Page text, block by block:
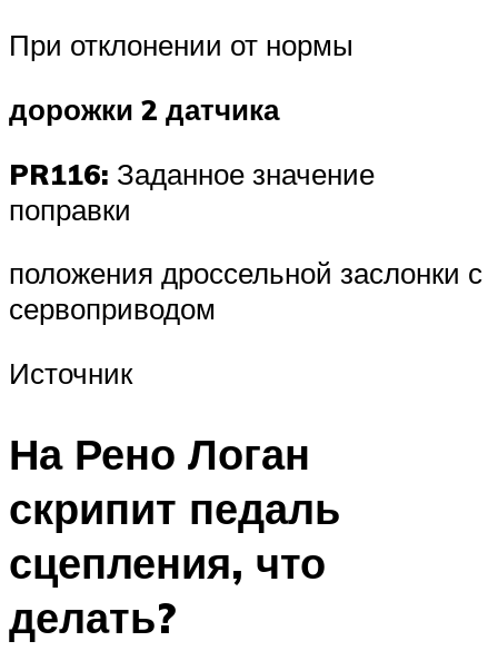
При отклонении от нормы
дорожки 2 датчика
PR116: Заданное значение
поправки
положения дроссельной заслонки с
сервоприводом
Источник
На Рено Логан
скрипит педаль
сцепления, что
делать?